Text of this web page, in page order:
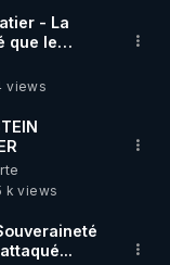
- La
que le
views
k views